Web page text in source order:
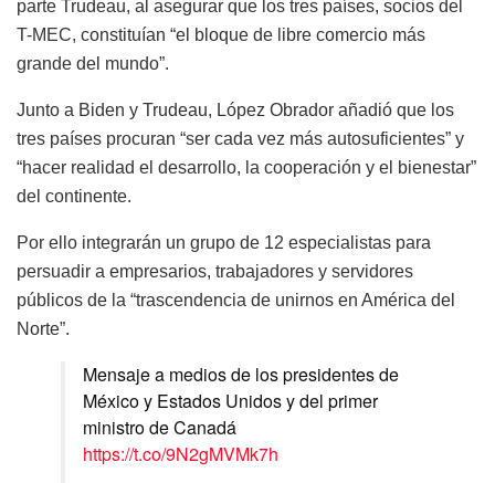
parte Trudeau, al asegurar que los tres países, socios del
T-MEC, constituían “el bloque de libre comercio más
grande del mundo”.
Junto a Biden y Trudeau, López Obrador añadió que los
tres países procuran “ser cada vez más autosuficientes” y
“hacer realidad el desarrollo, la cooperación y el bienestar”
del continente.
Por ello integrarán un grupo de 12 especialistas para
persuadir a empresarios, trabajadores y servidores
públicos de la “trascendencia de unirnos en América del
Norte”.
Mensaje a medios de los presidentes de
México y Estados Unidos y del primer
ministro de Canadá
https://t.co/9N2gMVMk7h